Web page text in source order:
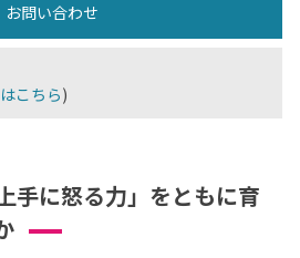
お問い合わせ
こちら)
手に怒る力」をともに育